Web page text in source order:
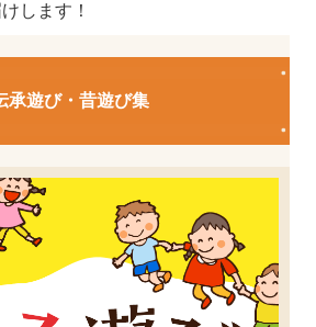
します！
承遊び・昔遊び集